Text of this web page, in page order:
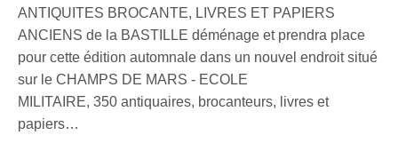
ANTIQUITES BROCANTE, LIVRES ET PAPIERS
ANCIENS de la BASTILLE déménage et prendra place
pour cette édition automnale dans un nouvel endroit situé
sur le CHAMPS DE MARS - ECOLE
MILITAIRE, 350 antiquaires, brocanteurs, livres et
papiers…